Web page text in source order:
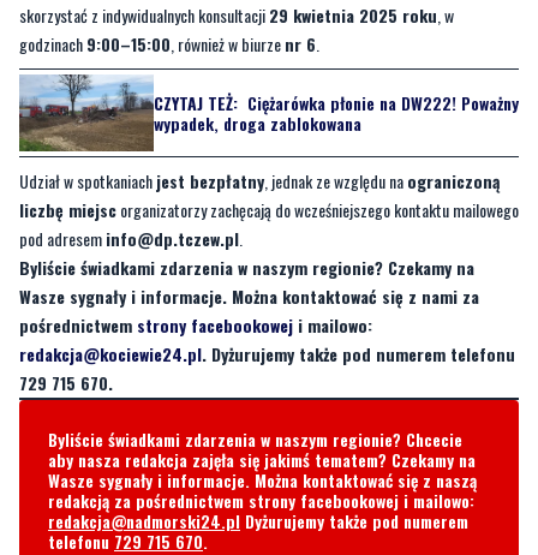
skorzystać z indywidualnych konsultacji29 kwietnia 2025 roku , w
godzinach9:00–15:00 , również w biurzenr 6
CZYTAJ TEŻ: Ciężarówka płonie na DW222! Poważny
wypadek, droga zablokowana
Udział w spotkaniachjest bezpłatny , jednak ze względu naograniczoną
liczbę miejscorganizatorzy zachęcają do wcześniejszego kontaktu mailowego
pod adreseminfo@dp.tczew.pl
Byliście świadkami zdarzenia w naszym regionie? Czekamy na
Wasze sygnały i informacje. Można kontaktować się z nami za
pośrednictwem strony facebookowej i mailowo:
redakcja@kociewie24.pl. Dyżurujemy także pod numerem telefonu
729 715 670.
Byliście świadkami zdarzenia w naszym regionie? Chcecie
aby nasza redakcja zajęła się jakimś tematem? Czekamy na
Wasze sygnały i informacje. Można kontaktować się z naszą
redakcją za pośrednictwem strony facebookowej i mailowo:
redakcja@nadmorski24.pl Dyżurujemy także pod numerem
telefonu 729 715 670.